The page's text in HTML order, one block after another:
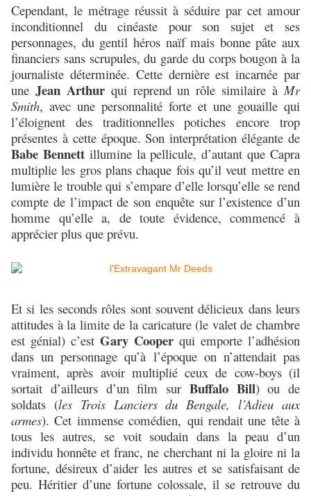
Cependant, le métrage réussit à séduire par cet amour
inconditionnel du cinéaste pour son sujet et ses
personnages, du gentil héros naïf mais bonne pâte aux
financiers sans scrupules, du garde du corps bougon à la
journaliste déterminée. Cette dernière est incarnée par
une Jean Arthurqui reprend un rôle similaire à Mr
Smith, avec une personnalité forte et une gouaille qui
l’éloignent des traditionnelles potiches encore trop
présentes à cette époque. Son interprétation élégante de
Babe Bennettillumine la pellicule, d’autant que Capra
multiplie les gros plans chaque fois qu’il veut mettre en
lumière le trouble qui s’empare d’elle lorsqu’elle se rend
compte de l’impact de son enquête sur l’existence d’un
homme qu’elle a, de toute évidence, commencé à
apprécier plus que prévu.
Et si les seconds rôles sont souvent délicieux dans leurs
attitudes à la limite de la caricature (le valet de chambre
est génial) c’est Gary Cooper qui emporte l’adhésion
dans un personnage qu’à l’époque on n’attendait pas
vraiment, après avoir multiplié ceux de cow-boys (il
sortait d’ailleurs d’un film sur Buffalo Bill) ou de
soldats (les Trois Lanciers du Bengale, l’Adieu aux
armes). Cet immense comédien, qui rendait une tête à
tous les autres, se voit soudain dans la peau d’un
individu honnête et franc, ne cherchant ni la gloire ni la
fortune, désireux d’aider les autres et se satisfaisant de
peu. Héritier d’une fortune colossale, il se retrouve du